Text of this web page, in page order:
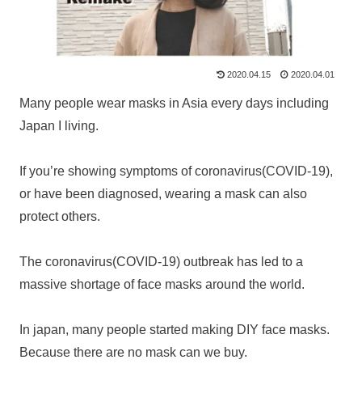
2020.04.15 2020.04.01
Many people wear masks in Asia every days including
Japan I living.
If you’re showing symptoms of coronavirus(COVID-19),
or have been diagnosed, wearing a mask can also
protect others.
The coronavirus(COVID-19) outbreak has led to a
massive shortage of face masks around the world.
In japan, many people started making DIY face masks.
Because there are no mask can we buy.